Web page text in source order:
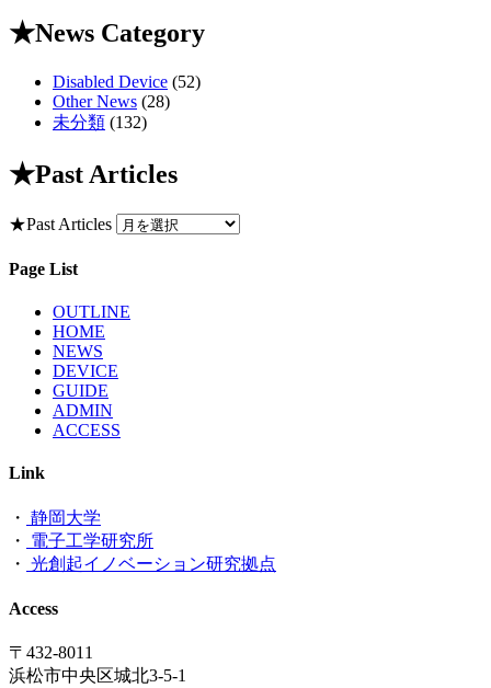
★News Category
Disabled Device (52)
Other News (28)
未分類 (132)
★Past Articles
★Past Articles
Page List
OUTLINE
HOME
NEWS
DEVICE
GUIDE
ADMIN
ACCESS
Link
・ 静岡大学
・
電子工学研究所
・ 光創起イノベーション研究拠点
Access
〒432-8011
浜松市中央区城北3-5-1